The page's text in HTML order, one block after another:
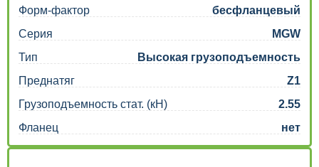
Форм-фактор
бесфланцевый
Серия
MGW
Тип
Высокая грузоподъемность
Преднатяг
Z1
Грузоподъемность стат. (кН)
2.55
Фланец
нет